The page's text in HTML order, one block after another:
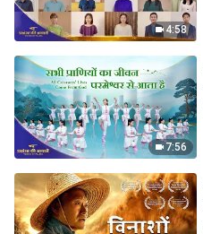
4:58
7:56